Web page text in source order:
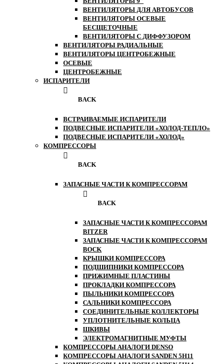
ВЕНТИЛЯТОРЫ ДЛЯ АВТОБУСОВ
ВЕНТИЛЯТОРЫ ОСЕВЫЕ
БЕСЩЕТОЧНЫЕ
ВЕНТИЛЯТОРЫ С ДИФФУЗОРОМ
ВЕНТИЛЯТОРЫ РАДИАЛЬНЫЕ
ВЕНТИЛЯТОРЫ ЦЕНТРОБЕЖНЫЕ
ОСЕВЫЕ
ЦЕНТРОБЕЖНЫЕ
ИСПАРИТЕЛИ
BACK
ВСТРАИВАЕМЫЕ ИСПАРИТЕЛИ
ПОДВЕСНЫЕ ИСПАРИТЕЛИ «ХОЛОД-ТЕПЛО»
ПОДВЕСНЫЕ ИСПАРИТЕЛИ «ХОЛОД»
КОМПРЕССОРЫ
BACK
ЗАПАСНЫЕ ЧАСТИ К КОМПРЕССОРАМ
BACK
ЗАПАСНЫЕ ЧАСТИ К КОМПРЕССОРАМ
BITZER
ЗАПАСНЫЕ ЧАСТИ К КОМПРЕССОРАМ
BOCK
КРЫШКИ КОМПРЕССОРА
ПОДШИПНИКИ КОМПРЕССОРА
ПРИЖИМНЫЕ ПЛАСТИНЫ
ПРОКЛАДКИ КОМПРЕССОРА
ПЫЛЬНИКИ КОМПРЕССОРА
САЛЬНИКИ КОМПРЕССОРА
СОЕДИНИТЕЛЬНЫЕ КОЛЛЕКТОРЫ
УПЛОТНИТЕЛЬНЫЕ КОЛЬЦА
ШКИВЫ
ЭЛЕКТРОМАГНИТНЫЕ МУФТЫ
КОМПРЕССОРЫ АНАЛОГИ DENSO
КОМПРЕССОРЫ АНАЛОГИ SANDEN 5H11